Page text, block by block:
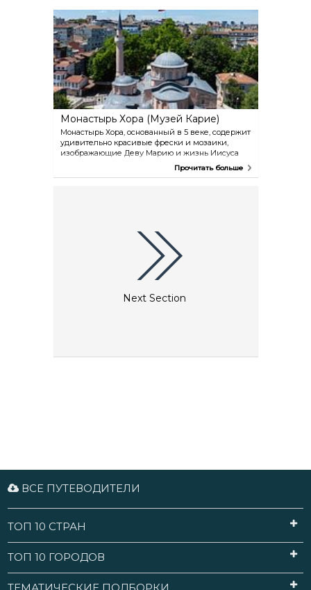
Монастырь Хора (Музей Карие)
Монастырь Хора, основанный в 5 веке, содержит
удивительно красивые фрески и мозаики,
изображающие Деву Марию и жизнь Иисуса
(фрески датируются веками с одиннадцатого по
Прочитать больше
Next Section
ВСЕ ПУТЕВОДИТЕЛИ
ТОП 10 СТРАН
ТОП 10 ГОРОДОВ